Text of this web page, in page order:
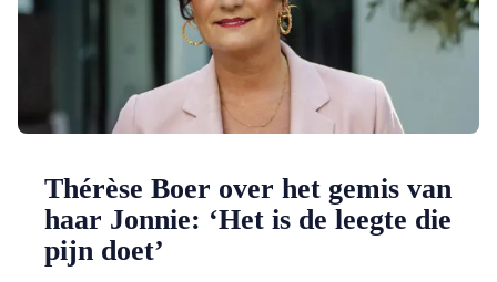
Thérèse Boer over het gemis van
haar Jonnie: ‘Het is de leegte die
pijn doet’